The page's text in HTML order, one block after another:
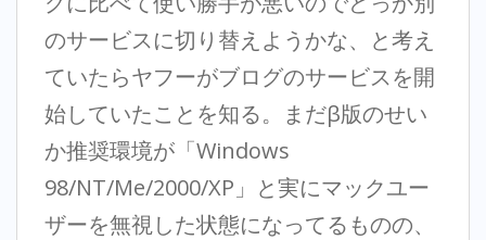
のサービスに切り替えようかな、と考え
ていたらヤフーがブログのサービスを開
始していたことを知る。まだβ版のせい
か推奨環境が「Windows
98/NT/Me/2000/XP」と実にマックユー
ザーを無視した状態になってるものの、